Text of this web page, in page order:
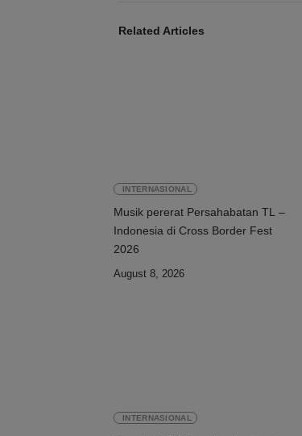
Related Articles
INTERNASIONAL
Musik pererat Persahabatan TL –
Indonesia di Cross Border Fest
August 8, 2026
INTERNASIONAL